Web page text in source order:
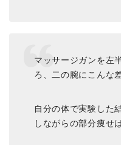
マッサージガンを左
ろ、二の腕にこんな
自分の体で実験した
しながらの部分痩せ